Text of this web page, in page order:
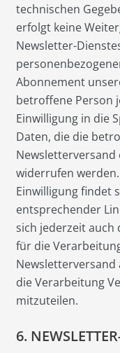
technischen
erfolgt keine
Newsletter-
Abonnement
betroffene Person
Einwilligung in die
Daten, die die
widerrufen
Einwilligung findet
entsprechender
sich jederzeit
für die
die Verarbeitung
mitzuteilen.
6.